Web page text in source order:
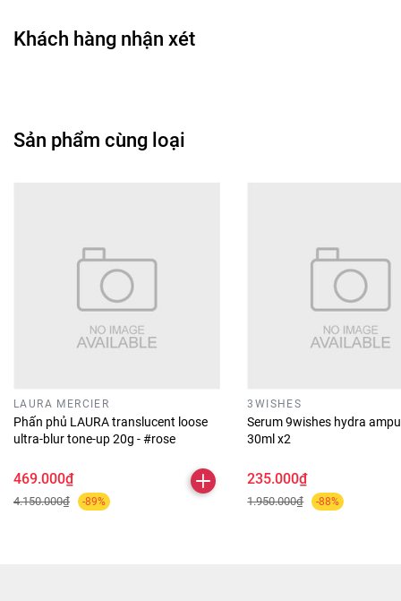
Khách hàng nhận xét
Sản phẩm cùng loại
LAURA MERCIER
Phấn phủ LAURA translucent loose
ultra-blur tone-up 20g - #rose
469.000₫
4.150.000₫ -89%
3WISHES
Serum 9wishes hydra
30ml x2
235.000₫
1.950.000₫ -88%